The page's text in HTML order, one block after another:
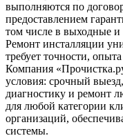
выполняются по
предоставлением
том числе в выходные и
Ремонт инсталляции
требует точности,
Компания
условия: срочный
диагностику и ремонт
для любой категории
организаций,
системы.